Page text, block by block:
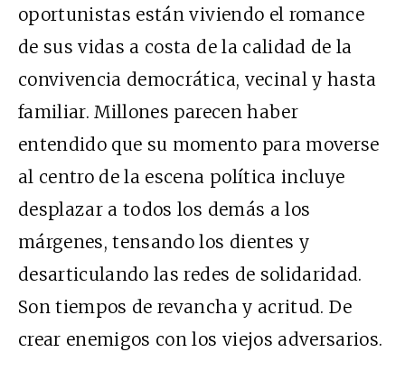
oportunistas están viviendo el romance
de sus vidas a costa de la calidad de la
convivencia democrática, vecinal y hasta
familiar. Millones parecen haber
entendido que su momento para moverse
al centro de la escena política incluye
desplazar a todos los demás a los
márgenes, tensando los dientes y
desarticulando las redes de solidaridad.
Son tiempos de revancha y acritud. De
crear enemigos con los viejos adversarios.